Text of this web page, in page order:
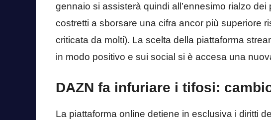
gennaio si assisterà quindi all’ennesimo rialzo
costretti a sborsare una cifra ancor più superiore
criticata da molti). La scelta della piattaforma
in modo positivo e sui social si è accesa una
DAZN fa infuriare i tifosi:
La piattaforma online detiene in esclusiva i diritti